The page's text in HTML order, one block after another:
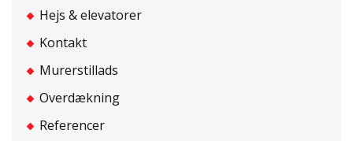
Hejs & elevatorer
Kontakt
Murerstillads
Overdækning
Referencer